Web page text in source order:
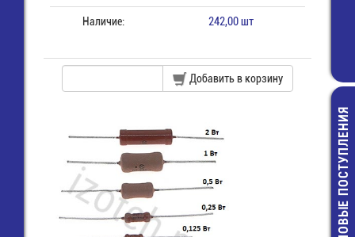
FSMD005-
НОВЫЕ ПОСТУПЛЕНИЯ
Наличие: 242,00 шт
Добавить в корзину